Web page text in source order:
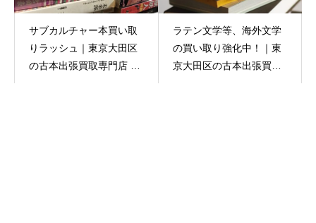
サブカルチャー本買い取
りラッシュ｜東京大田区
の古本出張買取専門店 古
ラテン文学等、海外文学
の買い取り強化中！｜東
京大田区の古本出張買取